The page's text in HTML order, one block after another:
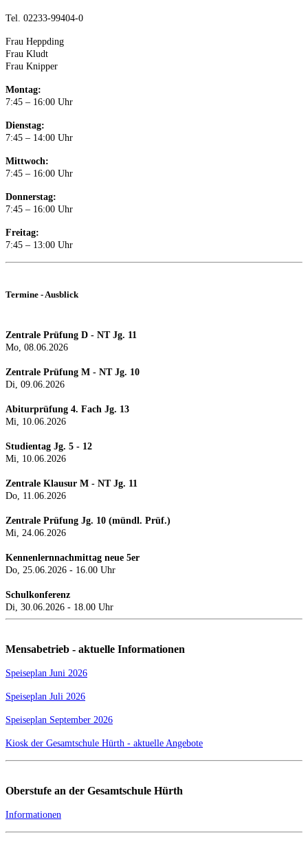
Tel. 02233-99404-0
Frau Heppding
Frau Kludt
Frau Knipper
Montag:
7:45 – 16:00 Uhr
Dienstag:
7:45 – 14:00 Uhr
Mittwoch:
7:45 – 16:00 Uhr
Donnerstag:
7:45 – 16:00 Uhr
Freitag:
7:45 – 13:00 Uhr
Termine - Ausblick
Zentrale Prüfung D - NT Jg. 11
Mo, 08.06.2026
Zentrale Prüfung M - NT Jg. 10
Di, 09.06.2026
Abiturprüfung 4. Fach Jg. 13
Mi, 10.06.2026
Studientag Jg. 5 - 12
Mi, 10.06.2026
Zentrale Klausur M - NT Jg. 11
Do, 11.06.2026
Zentrale Prüfung Jg. 10 (mündl. Prüf.)
Mi, 24.06.2026
Kennenlernnachmittag neue 5er
Do, 25.06.2026 - 16.00 Uhr
Schulkonferenz
Di, 30.06.2026 - 18.00 Uhr
Mensabetrieb - aktuelle Informationen
Speiseplan Juni 2026
Speiseplan Juli 2026
Speiseplan September 2026
Kiosk der Gesamtschule Hürth - aktuelle Angebote
Oberstufe an der Gesamtschule Hürth
Informationen